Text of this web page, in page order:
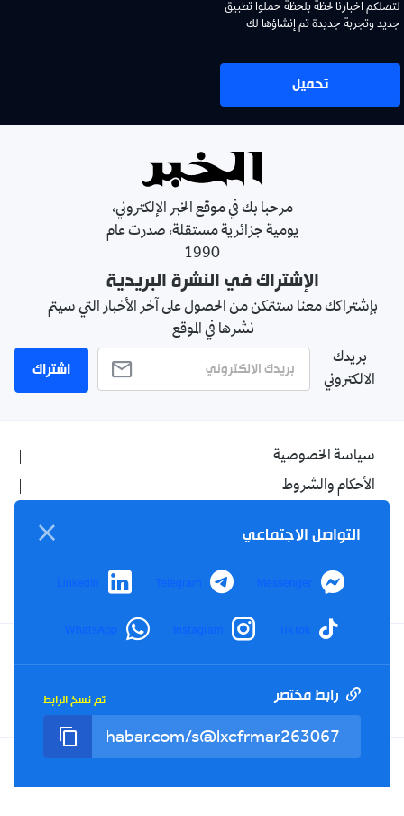
لتصلكم اخبارنا لحظة بلحظة حملوا تطبيق
جديد وتجربة جديدة تم إنشاؤها لك
تحميل
مرحبا بك في موقع الخبر الإلكتروني،
يومية جزائرية مستقلة، صدرت عام
1990
الإشتراك في النشرة البريدية
بإشتراكك معنا ستتمكن من الحصول على آخر الأخبار التي سيتم
نشرها في الموقع
بريدك
الالكتروني
اشتراك
سياسة الخصوصية
الأحكام والشروط
اتصل بنا
من نحن
Facebook
YouTube
TikTok
Twitter
Tel : +213(0)023 31 69 04 - eMail :info@elkhabar.com
التواصل الاجتماعي
Messenger
Telegram
LinkedIn
TikTok
Instagram
WhatsApp
رابط مختصر تم نسخ الرابط